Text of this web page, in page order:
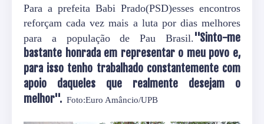
Para a prefeita Babi Prado(PSD)esses encontros
reforçam cada vez mais a luta por dias melhores
para a população de Pau Brasil.''Sinto-me
bastante honrada em representar o meu povo e,
para isso tenho trabalhado constantemente com
apoio daqueles que realmente desejam o
melhor''. Foto:Euro Amâncio/UPB